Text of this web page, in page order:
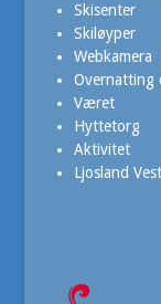
Skisenter
Skiløyper
Webkamera
Overnatting
Været
Hyttetorg
Aktivitet
Ljosland